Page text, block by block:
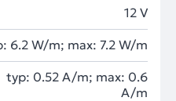
12 V
6.2 W/m; max: 7.2 W/m
typ: 0.52 A/m; max: 0.6
A/m